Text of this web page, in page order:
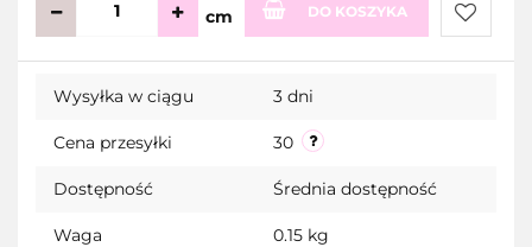
cm DO KOSZYKA
Do
Wysyłka w ciągu 3 dni
Cena przesyłki 30
Dostępność Średnia dostępność
Waga 0.15 kg